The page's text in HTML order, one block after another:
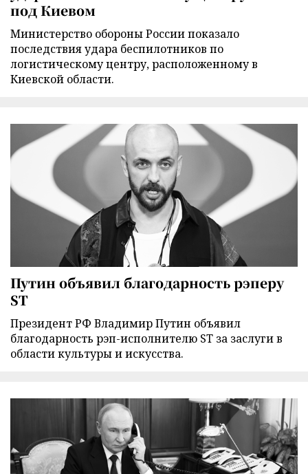
под Киевом
Министерство обороны России показало
последствия удара беспилотников по
логистическому центру, расположенному в
Киевской области.
Путин объявил благодарность рэперу
ST
Президент РФ Владимир Путин объявил
благодарность рэп-исполнителю ST за заслуги в
области культуры и искусства.